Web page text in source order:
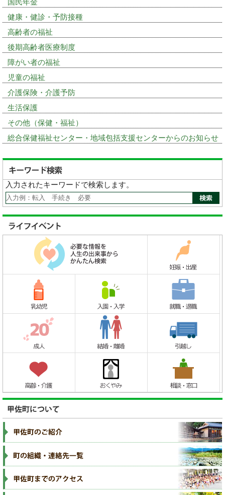
健康・健診・予防接種
高齢者の福祉
後期高齢者医療制度
障がい者の福祉
児童の福祉
介護保険・介護予防
生活保護
その他（保健・福祉）
総合保健福祉センター・地域包括支援センターからのお知らせ
入力されたキーワードで検索します。